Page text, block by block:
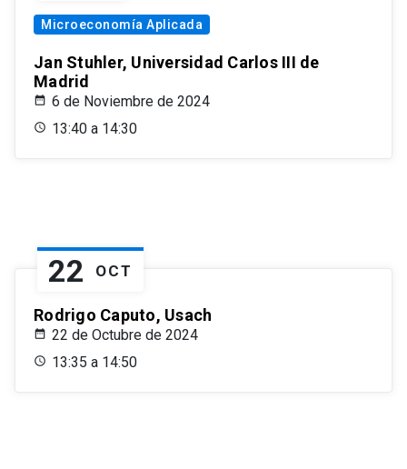
Microeconomía Aplicada
Jan Stuhler, Universidad Carlos III de
Madrid
6 de Noviembre de 2024
13:40 a 14:30
22 OCT
Rodrigo Caputo, Usach
22 de Octubre de 2024
13:35 a 14:50